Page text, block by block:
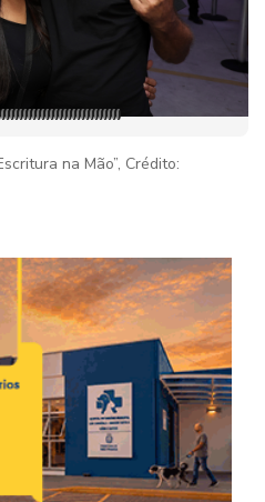
na Mão”, Crédito: